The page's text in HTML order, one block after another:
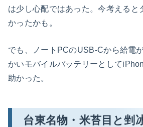
は少し心配ではあった。今考えると
かったかも。
でも、ノートPCのUSB-Cから給電
かいモバイルバッテリーとして
助かった。
台東名物・米苔目と剉